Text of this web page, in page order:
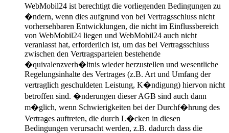
WebMobil24 ist berechtigt die vorliegenden Bedingungen zu
�ndern, wenn dies aufgrund von bei Vertragsschluss nicht
vorhersehbaren Entwicklungen, die nicht im Einflussbereich
von WebMobil24 liegen und WebMobil24 auch nicht
veranlasst hat, erforderlich ist, um das bei Vertragsschluss
zwischen den Vertragsparteien bestehende
�quivalenzverh�ltnis wieder herzustellen und wesentliche
Regelungsinhalte des Vertrages (z.B. Art und Umfang der
vertraglich geschuldeten Leistung, K�ndigung) hiervon nicht
betroffen sind. �nderungen dieser AGB sind auch dann
m�glich, wenn Schwierigkeiten bei der Durchf�hrung des
Vertrages auftreten, die durch L�cken in diesen
Bedingungen verursacht werden, z.B. dadurch dass die